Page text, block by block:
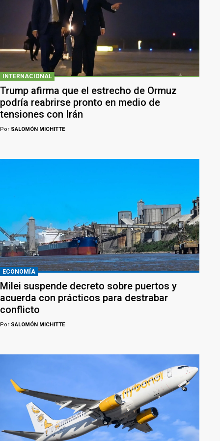
INTERNACIONAL
Trump afirma que el estrecho de Ormuz
podría reabrirse pronto en medio de
tensiones con Irán
Por SALOMÓN MICHITTE
ECONOMÍA
Milei suspende decreto sobre puertos y
acuerda con prácticos para destrabar
conflicto
Por SALOMÓN MICHITTE